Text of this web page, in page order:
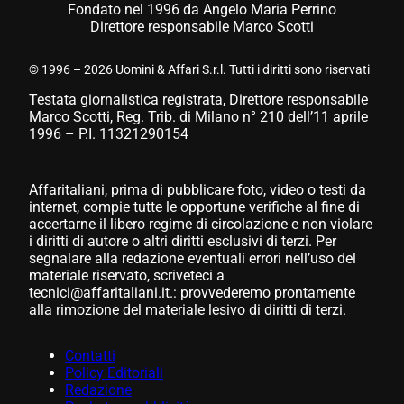
Fondato nel 1996 da Angelo Maria Perrino
Direttore responsabile Marco Scotti
© 1996 – 2026 Uomini & Affari S.r.l. Tutti i diritti sono riservati
Testata giornalistica registrata, Direttore responsabile
Marco Scotti, Reg. Trib. di Milano n° 210 dell’11 aprile
1996 – P.I. 11321290154
Affaritaliani, prima di pubblicare foto, video o testi da
internet, compie tutte le opportune verifiche al fine di
accertarne il libero regime di circolazione e non violare
i diritti di autore o altri diritti esclusivi di terzi. Per
segnalare alla redazione eventuali errori nell’uso del
materiale riservato, scriveteci a
tecnici@affaritaliani.it.: provvederemo prontamente
alla rimozione del materiale lesivo di diritti di terzi.
Contatti
Policy Editoriali
Redazione